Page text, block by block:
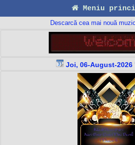
Meniu
Descarcă cea mai nouă
Joi, 06-August-2026